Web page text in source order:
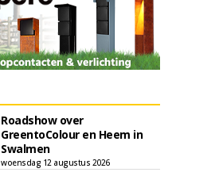
Roadshow over
GreentoColour en Heem in
Swalmen
woensdag 12 augustus 2026